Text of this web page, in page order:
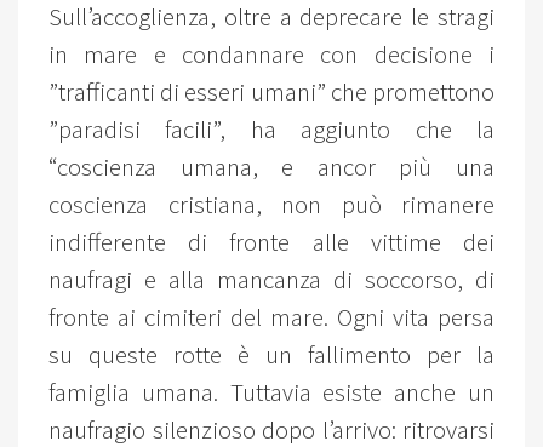
Sull’accoglienza, oltre a deprecare le stragi
in mare e condannare con decisione i
”trafficanti di esseri umani” che promettono
”paradisi facili”, ha aggiunto che la
“coscienza umana, e ancor più una
coscienza cristiana, non può rimanere
indifferente di fronte alle vittime dei
naufragi e alla mancanza di soccorso, di
fronte ai cimiteri del mare. Ogni vita persa
su queste rotte è un fallimento per la
famiglia umana. Tuttavia esiste anche un
naufragio silenzioso dopo l’arrivo: ritrovarsi